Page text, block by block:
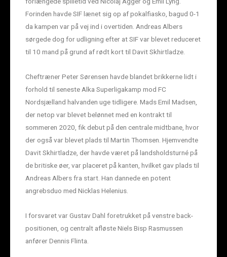
Forinden havde SIF lænet sig op af pokalfiasko, bagud 0-1
da kampen var på vej ind i overtiden. Andreas Albers
sørgede dog for udligning efter at SIF var blevet reduceret
til 10 mand på grund af rødt kort til Davit Skhirtladze.
Cheftræner Peter Sørensen havde blandet brikkerne lidt i
forhold til seneste Alka Superligakamp mod FC
Nordsjælland halvanden uge tidligere. Mads Emil Madsen,
der netop var blevet belønnet med en kontrakt til
sommeren 2020, fik debut på den centrale midtbane, hvor
der også var blevet plads til Martin Thomsen. Hjemvendte
Davit Skhirtladze, der havde været på landsholdsturné på
de britiske øer, var placeret på kanten, hvilket gav plads til
Andreas Albers fra start. Han dannede en potent
angrebsduo med Nicklas Helenius.
I forsvaret var Gustav Dahl foretrukket på venstre back-
positionen, og centralt afløste Niels Bisp Rasmussen
anfører Dennis Flinta.